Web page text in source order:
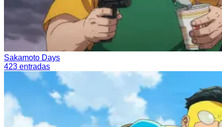
Sakamoto Days
423 entradas